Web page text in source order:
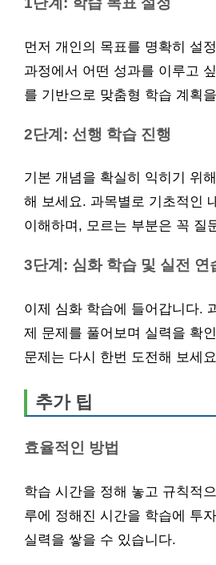
먼저 개인의 목표를 명확히 설
과정에서 어떤 성과를 이루고
를 기반으로 맞춤형 학습 계획
2단계: 선행 학습 진행
기본 개념을 확실히 익히기 위
해 보세요. 과목별로 기초적인
이해하며, 모르는 부분은 꼭 질
3단계: 심화 학습 및 실전 연
이제 심화 학습에 들어갑니다.
제 문제를 풀어보며 실력을 확
문제는 다시 한번 도전해 보세
추가 팁
효율적인 방법
학습 시간을 정해 놓고 규칙적
루에 정해진 시간을 학습에 투
실력을 쌓을 수 있습니다.